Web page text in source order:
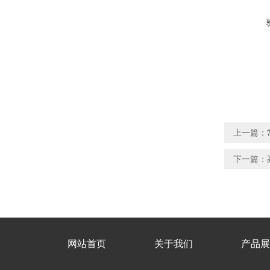
上一篇：
下一篇：
网站首页 关于我们 产品